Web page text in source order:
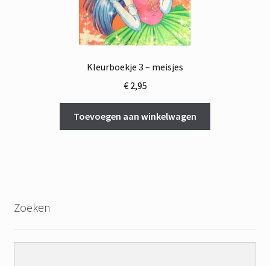
Kleurboekje 3 – meisjes
€2,95
Toevoegen aan winkelwagen
Zoeken